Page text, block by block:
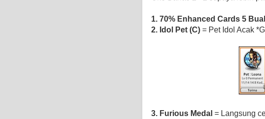
1. 70% Enhanced Cards 5
2. Idol Pet (C) = Pet Idol Acak
3. Furious Medal = Langsung